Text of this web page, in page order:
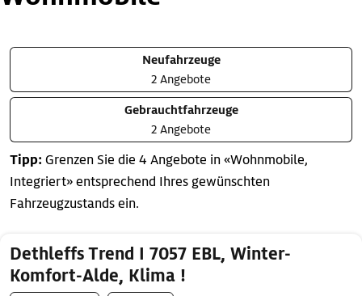
Neufahrzeuge
2 Angebote
Gebrauchtfahrzeuge
2 Angebote
Tipp: Grenzen Sie die 4 Angebote in «Wohnmobile,
Integriert» entsprechend Ihres gewünschten
Fahrzeugzustands ein.
Dethleffs Trend I 7057 EBL, Winter-
Komfort-Alde, Klima !